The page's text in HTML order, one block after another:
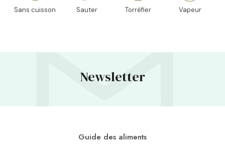
Sans cuisson Sauter Torréfier Vapeur
Newsletter
Guide des aliments